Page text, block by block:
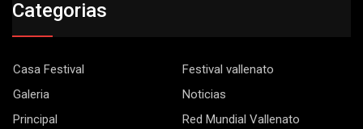
Categorias
Casa Festival
Festival vallenato
Galeria
Noticias
Principal
Red Mundial Vallenato